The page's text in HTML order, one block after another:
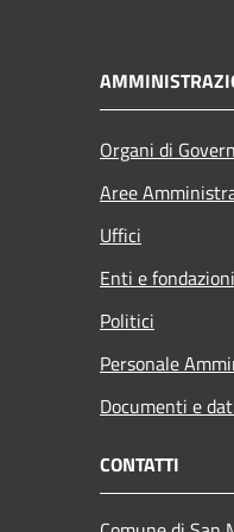
Organi di
Aree
Uffici
Enti e fondazioni
Politici
Personale
Documenti e
CONTATTI